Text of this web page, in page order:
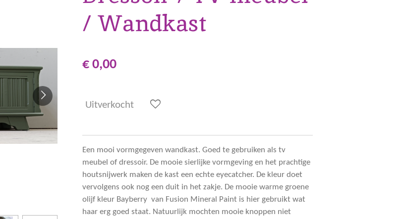
/ Wandkast
€ 0,00
Uitverkocht
Een mooi vormgegeven wandkast. Goed te gebruiken als tv
meubel of dressoir. De mooie sierlijke vormgeving en het prachtige
houtsnijwerk maken de kast een echte eyecatcher. De kleur doet
vervolgens ook nog een duit in het zakje. De mooie warme groene
olijf kleur Bayberry van Fusion Mineral Paint is hier gebruikt wat
haar erg goed staat. Natuurlijk mochten mooie knoppen niet